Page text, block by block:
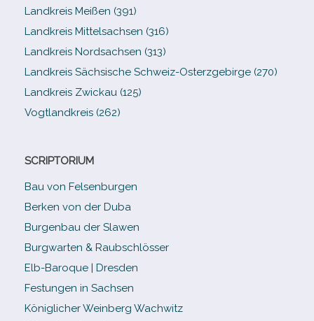
Landkreis Meißen (391)
Landkreis Mittelsachsen (316)
Landkreis Nordsachsen (313)
Landkreis Sächsische Schweiz-​Osterzgebirge (270)
Landkreis Zwickau (125)
Vogtlandkreis (262)
SCRIPTORIUM
Bau von Felsenburgen
Berken von der Duba
Burgenbau der Slawen
Burgwarten & Raubschlösser
Elb-​Baroque | Dresden
Festungen in Sachsen
Königlicher Weinberg Wachwitz